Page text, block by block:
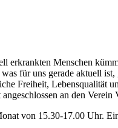
erkrankten Menschen
für uns gerade aktuell
Freiheit, Lebensqualität
an den
von 15.30-17.00 Uhr.